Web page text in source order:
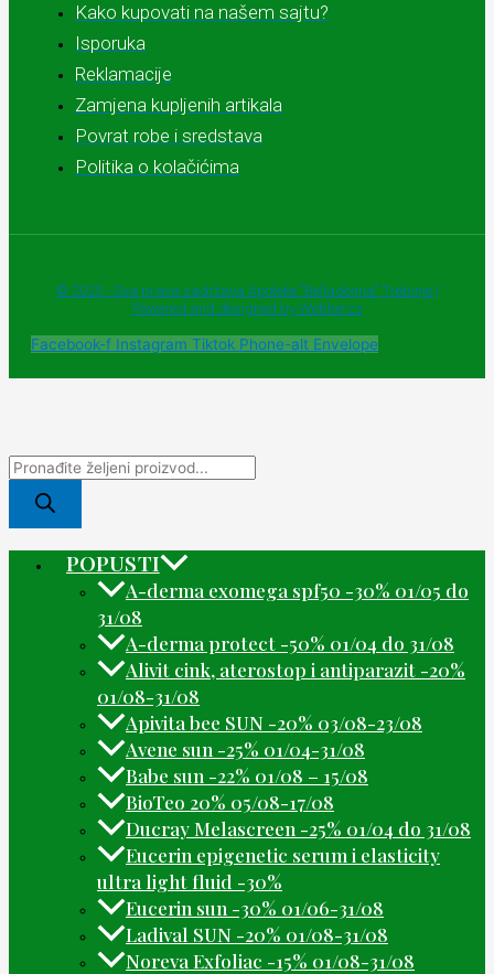
Kako kupovati na našem sajtu?
Isporuka
Reklamacije
Zamjena kupljenih artikala
Povrat robe i sredstava
Politika o kolačićima
© 2025 - Sva prava zadržava Apoteke "Belladonna" Trebinje |
Powered and designed by Webherzz
Facebook-f Instagram Tiktok Phone-alt Envelope
POPUSTI
A-derma exomega spf50 -30% 01/05 do
31/08
A-derma protect -50% 01/04 do 31/08
Alivit cink, aterostop i antiparazit -20%
01/08-31/08
Apivita bee SUN -20% 03/08-23/08
Avene sun -25% 01/04-31/08
Babe sun -22% 01/08 – 15/08
BioTeo 20% 05/08-17/08
Ducray Melascreen -25% 01/04 do 31/08
Eucerin epigenetic serum i elasticity
ultra light fluid -30%
Eucerin sun -30% 01/06-31/08
Ladival SUN -20% 01/08-31/08
Noreva Exfoliac -15% 01/08-31/08